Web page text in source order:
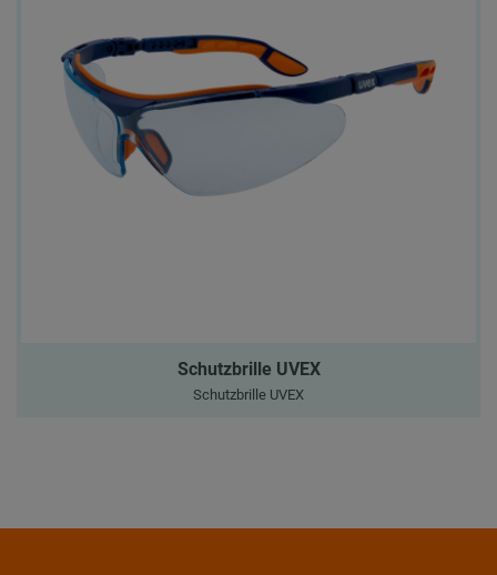
Schutzbrille UVEX
Schutzbrille UVEX